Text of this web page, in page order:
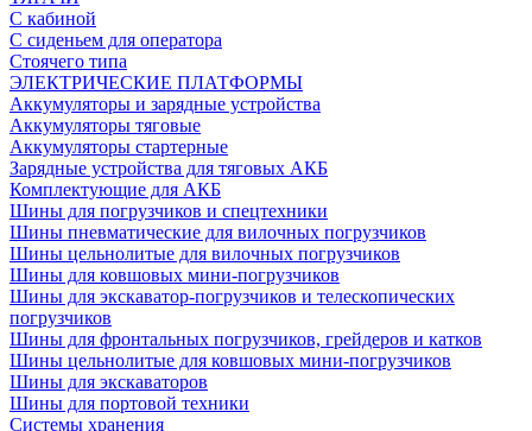
С кабиной
С сиденьем для оператора
Стоячего типа
ЭЛЕКТРИЧЕСКИЕ ПЛАТФОРМЫ
Аккумуляторы и зарядные устройства
Аккумуляторы тяговые
Аккумуляторы стартерные
Зарядные устройства для тяговых АКБ
Комплектующие для АКБ
Шины для погрузчиков и спецтехники
Шины пневматические для вилочных погрузчиков
Шины цельнолитые для вилочных погрузчиков
Шины для ковшовых мини-погрузчиков
Шины для экскаватор-погрузчиков и телескопических
погрузчиков
Шины для фронтальных погрузчиков, грейдеров и катков
Шины цельнолитые для ковшовых мини-погрузчиков
Шины для экскаваторов
Шины для портовой техники
Системы хранения